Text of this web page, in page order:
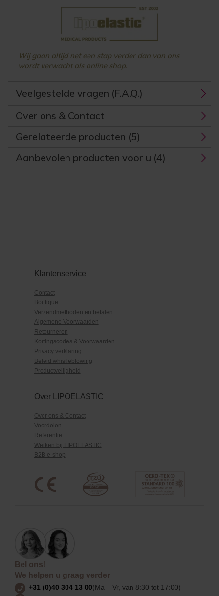
Wij gaan altijd net een stap verder dan van ons
wordt verwacht als online shop.
Veelgestelde vragen (F.A.Q.)
Over ons & Contact
Gerelateerde producten (5)
Aanbevolen producten voor u (4)
Klantenservice
Contact
Boutique
Verzendmethoden en betalen
Algemene Voorwaarden
Retourneren
Kortingscodes & Voorwaarden
Privacy verklaring
Beleid whistleblowing
Productveiligheid
Over LIPOELASTIC
Over ons & Contact
Voordelen
Referentie
Werken bij LIPOELASTIC
B2B e-shop
Bel ons!
We helpen u graag verder
+31 (0)40 304 13 00(Ma – Vr, van 8:30 tot 17:00)